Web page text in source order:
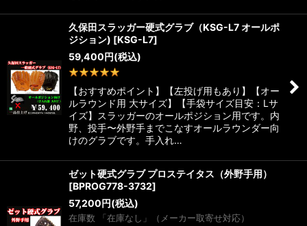
久保田スラッガー硬式グラブ（KSG-L7 オールポ
ジション) [KSG-L7]
59,400円(税込)
【おすすめポイント】【左投げ用もあり】【オー
ルラウンド用 大サイズ】【手袋サイズ目安：Lサ
イズ】スラッガーのオールポジション用です。内
野、投手〜外野手までこなすオールラウンダー向
けのグラブです。手入れ…
ゼット硬式グラブ プロステイタス（外野手用）
[BPROG778-3732]
57,200円(税込)
在庫数 「在庫なし」（メーカー取寄せ対応）